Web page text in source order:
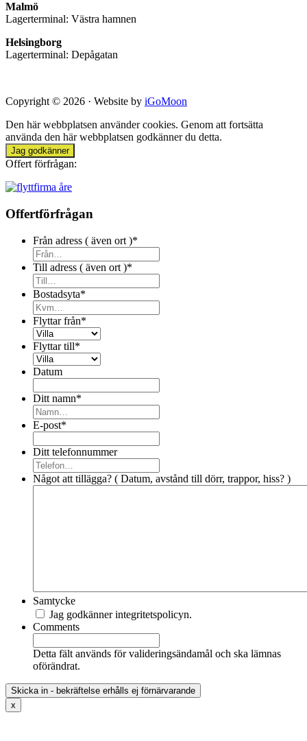
Malmö
Lagerterminal: Västra hamnen
Helsingborg
Lagerterminal: Depågatan
Copyright © 2026 · Website by iGoMoon
Den här webbplatsen använder cookies. Genom att fortsätta
använda den här webbplatsen godkänner du detta.
Jag godkänner
Offert förfrågan:
Offertförfrågan
Från adress ( även ort )*
Till adress ( även ort )*
Bostadsyta*
Flyttar från*
Flyttar till*
Datum
Ditt namn*
E-post*
Ditt telefonnummer
Något att tillägga? ( Datum, avstånd till dörr, trappor, hiss? )
Samtycke
Jag godkänner integritetspolicyn.
Comments
Detta fält används för valideringsändamål och ska lämnas
oförändrat.
x